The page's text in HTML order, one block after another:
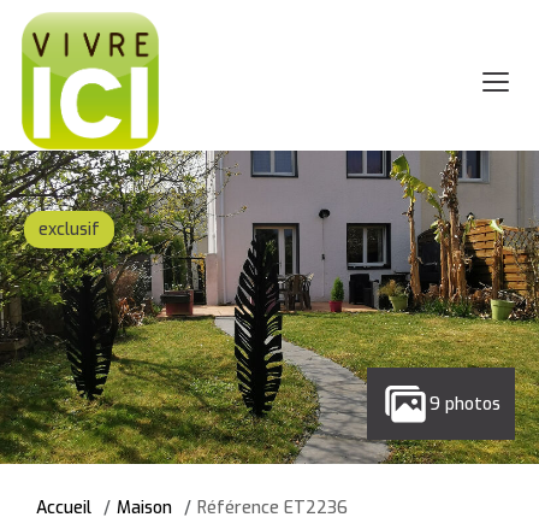
exclusif
9 photos
Accueil Maison Référence ET2236